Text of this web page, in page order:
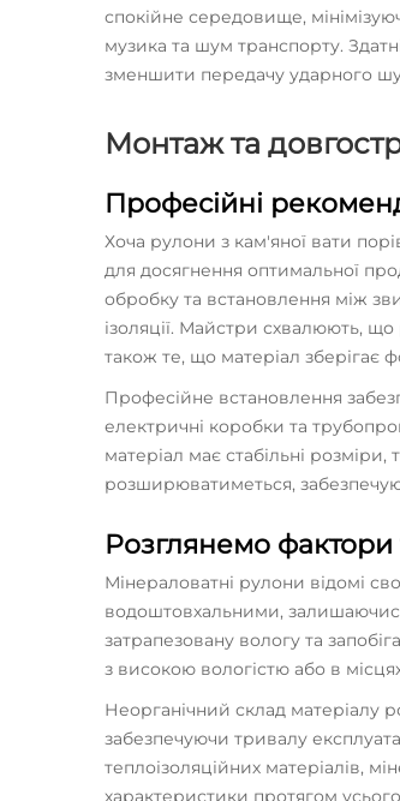
спокійне середовище,
музика та шум транспорту.
зменшити передачу ударного
Монтаж та
Професійні
Хоча рулони з кам'яної вати
для досягнення оптимальної
обробку та встановлення між
ізоляції. Майстри схвалюють,
також те, що матеріал зберігає
Професійне встановлення
електричні коробки та
матеріал має стабільні
розширюватиметься,
Розглянемо фактори
Мінераловатні рулони відомі
водоштовхальними,
затрапезовану вологу та
з високою вологістю або в
Неорганічний склад матеріалу
забезпечуючи тривалу
теплоізоляційних матеріалів,
характеристики протягом